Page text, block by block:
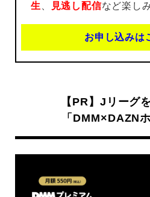
生
見逃し配信など楽し
お申し込みは
【PR】Jリーグ
「DMM×DAZN